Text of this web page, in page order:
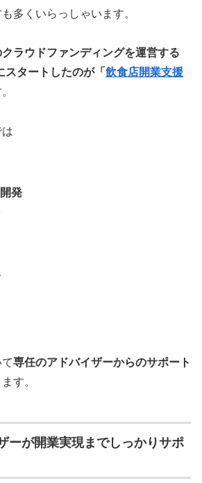
多くいらっしゃいます。
クラウドファンディングを運営する
タートしたのが「 飲食店開業支援
発
専任のアドバイザーからのサポート
す。
ーが開業実現までしっかりサポ